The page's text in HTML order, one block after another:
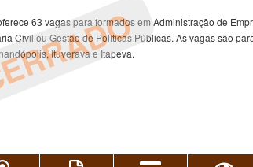
63 vagas para formados em Administração de
Civil ou Gestão de Políticas Públicas. As vagas são
Ituverava e Itapeva.